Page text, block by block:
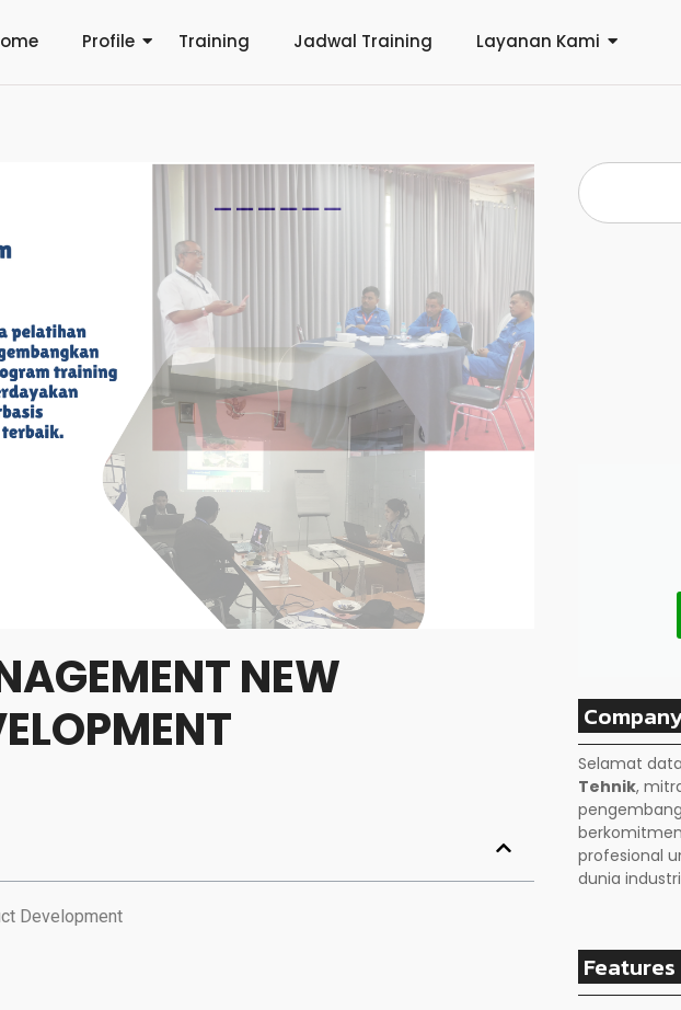
Profile Training Jadwal Training Layanan Kami
NEW
Development
Selamat
Tehnik,
profesional
dunia
Features